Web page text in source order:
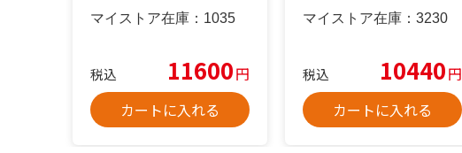
マイストア在庫： 1035
税込 11600円
カートに入れる
マイストア在庫： 3230
税込 10440円
カートに入れる